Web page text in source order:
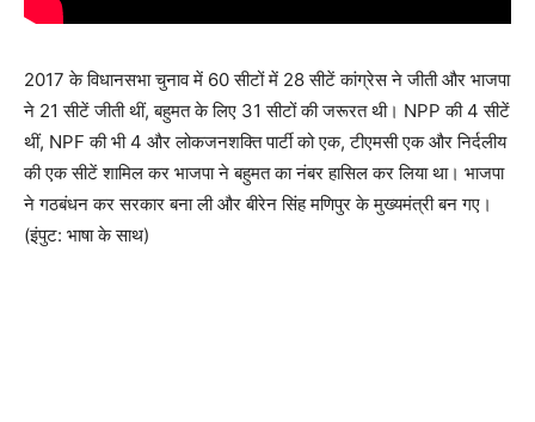
2017 के विधानसभा चुनाव में 60 सीटों में 28 सीटें कांग्रेस ने जीती और भाजपा
ने 21 सीटें जीती थीं, बहुमत के लिए 31 सीटों की जरूरत थी। NPP की 4 सीटें
थीं, NPF की भी 4 और लोकजनशक्ति पार्टी को एक, टीएमसी एक और निर्दलीय
की एक सीटें शामिल कर भाजपा ने बहुमत का नंबर हासिल कर लिया था। भाजपा
ने गठबंधन कर सरकार बना ली और बीरेन सिंह मणिपुर के मुख्यमंत्री बन गए।
(इंपुट: भाषा के साथ)